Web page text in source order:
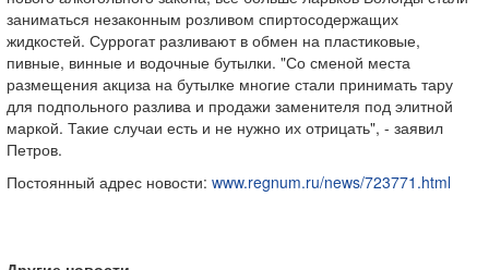
заниматься незаконным розливом спиртосодержащих
жидкостей. Суррогат разливают в обмен на пластиковые,
пивные, винные и водочные бутылки. "Со сменой места
размещения акциза на бутылке многие стали принимать тару
для подпольного разлива и продажи заменителя под элитной
маркой. Такие случаи есть и не нужно их отрицать", - заявил
Петров.
Постоянный адрес новости: www.regnum.ru/news/723771.html